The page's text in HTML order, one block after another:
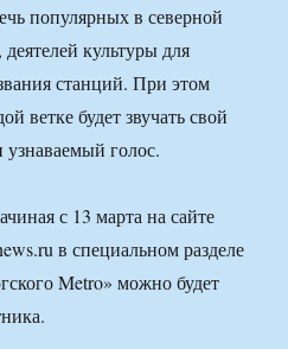
популярных в северной
культуры для
станций. При этом
ветке будет звучать свой
голос.
с 13 марта на сайте
в специальном разделе
Metro» можно будет